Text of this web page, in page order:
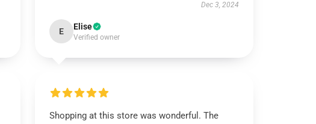
Dec 3, 2024
E Elise
Verified owner
Shopping at this store was wonderful. The